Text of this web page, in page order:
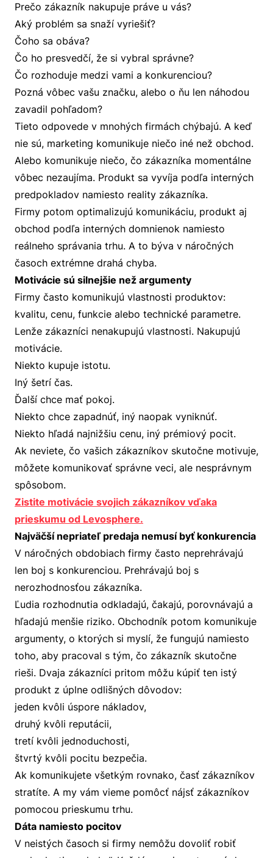
Prečo zákazník nakupuje práve u vás?
Aký problém sa snaží vyriešiť?
Čoho sa obáva?
Čo ho presvedčí, že si vybral správne?
Čo rozhoduje medzi vami a konkurenciou?
Pozná vôbec vašu značku, alebo o ňu len náhodou
zavadil pohľadom?
Tieto odpovede v mnohých firmách chýbajú. A keď
nie sú, marketing komunikuje niečo iné než obchod.
Alebo komunikuje niečo, čo zákazníka momentálne
vôbec nezaujíma. Produkt sa vyvíja podľa interných
predpokladov namiesto reality zákazníka.
Firmy potom optimalizujú komunikáciu, produkt aj
obchod podľa interných domnienok namiesto
reálneho správania trhu. A to býva v náročných
časoch extrémne drahá chyba.
Motivácie sú silnejšie než argumenty
Firmy často komunikujú vlastnosti produktov:
kvalitu, cenu, funkcie alebo technické parametre.
Lenže zákazníci nenakupujú vlastnosti. Nakupujú
motivácie.
Niekto kupuje istotu.
Iný šetrí čas.
Ďalší chce mať pokoj.
Niekto chce zapadnúť, iný naopak vyniknúť.
Niekto hľadá najnižšiu cenu, iný prémiový pocit.
Ak neviete, čo vašich zákazníkov skutočne motivuje,
môžete komunikovať správne veci, ale nesprávnym
spôsobom.
Zistite motivácie svojich zákazníkov vďaka
prieskumu od Levosphere.
Najväčší nepriateľ predaja nemusí byť konkurencia
V náročných obdobiach firmy často neprehrávajú
len boj s konkurenciou. Prehrávajú boj s
nerozhodnosťou zákazníka.
Ľudia rozhodnutia odkladajú, čakajú, porovnávajú a
hľadajú menšie riziko. Obchodník potom komunikuje
argumenty, o ktorých si myslí, že fungujú namiesto
toho, aby pracoval s tým, čo zákazník skutočne
rieši. Dvaja zákazníci pritom môžu kúpiť ten istý
produkt z úplne odlišných dôvodov:
jeden kvôli úspore nákladov,
druhý kvôli reputácii,
tretí kvôli jednoduchosti,
štvrtý kvôli pocitu bezpečia.
Ak komunikujete všetkým rovnako, časť zákazníkov
stratíte. A my vám vieme pomôcť nájsť zákazníkov
pomocou prieskumu trhu.
Dáta namiesto pocitov
V neistých časoch si firmy nemôžu dovoliť robiť